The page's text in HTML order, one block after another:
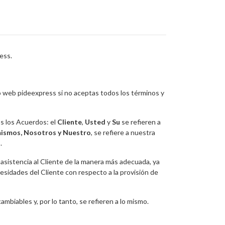
pideexpress si no aceptas todos los términos y
los Acuerdos: el Cliente, Usted ySu se refieren a
Nosotros y Nuestro, se refiere a nuestra
al Cliente de la manera más adecuada, ya
del Cliente con respecto a la provisión de
y, por lo tanto, se refieren a lo mismo.